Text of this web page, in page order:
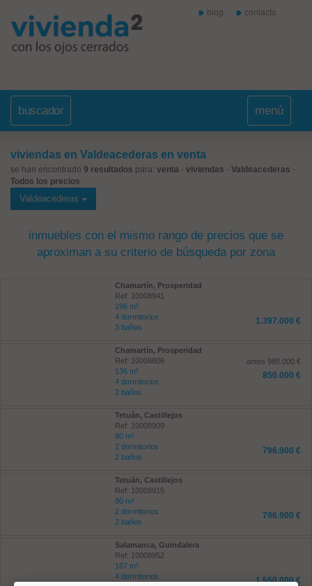
blog contacto
buscador menú
viviendas en Valdeacederas en venta
se han encontrado 9 resultados para: venta - viviendas - Valdeacederas -
Todos los precios
Valdeacederas
inmuebles con el mismo rango de precios que se
aproximan a su criterio de búsqueda por zona
Chamartín, Prosperidad
Ref: 10008941
196 m²
4 dormitorios
3 baños
1.397.000 €
Chamartín, Prosperidad
Ref: 10008806
136 m²
4 dormitorios
2 baños
antes 985.000 €
850.000 €
Tetuán, Castillejos
Ref: 10008909
80 m²
2 dormitorios
2 baños
796.900 €
Tetuán, Castillejos
Ref: 10008915
80 m²
2 dormitorios
2 baños
796.900 €
Salamanca, Guindalera
Ref: 10008952
167 m²
4 dormitorios
1.550.000 €